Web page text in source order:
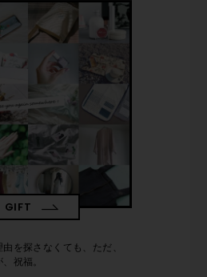
GIFT
を探さなくても、ただ、
祝福。